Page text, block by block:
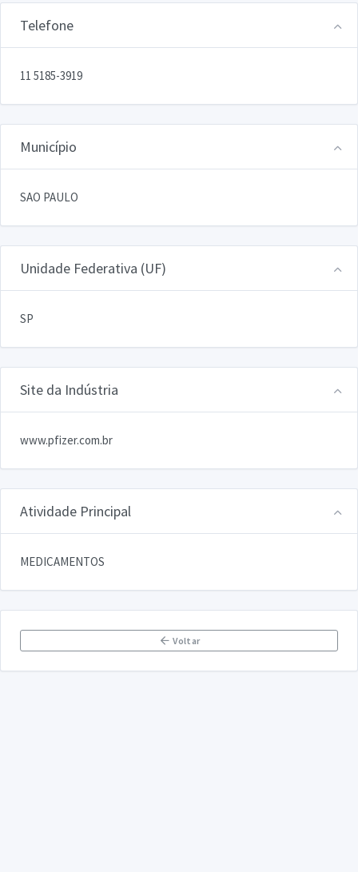
Telefone
11 5185-3919
Município
SAO PAULO
Unidade Federativa (UF)
SP
Site da Indústria
www.pfizer.com.br
Atividade Principal
MEDICAMENTOS
Voltar